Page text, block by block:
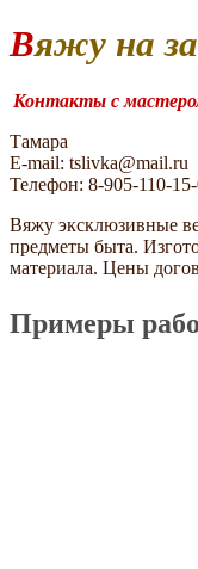
Вяжу на
Контакты с
Тамара
E-mail: tslivka@mail.ru
Телефон: 8-905-110-
Вяжу эксклюзивные
предметы быта.
материала. Цены
Примеры